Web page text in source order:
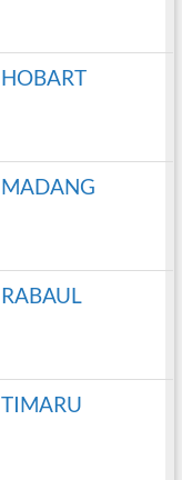
HOBART
MADANG
RABAUL
TIMARU